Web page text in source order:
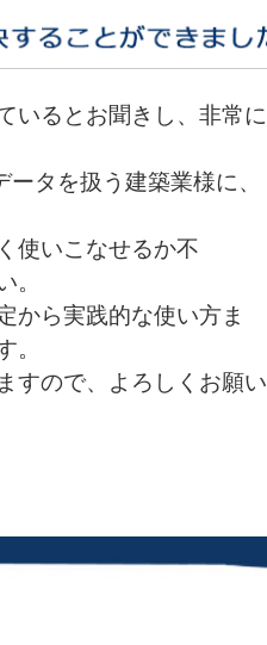
いるとお聞きし、非常に
タを扱う建築業様に、
使いこなせるか不
。
から実践的な使い方ま
。
すので、よろしくお願い